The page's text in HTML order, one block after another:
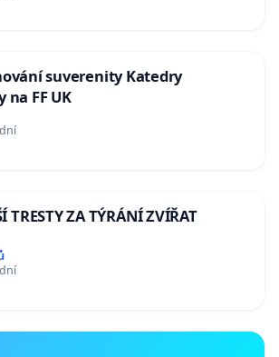
suverenity Katedry
na FF UK
TRESTY ZA TÝRÁNÍ ZVÍŘAT